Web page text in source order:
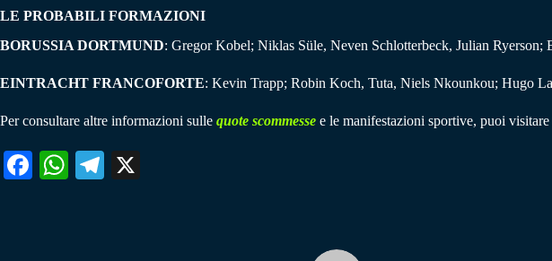
LE PROBABILI FORMAZIONI
BORUSSIA DORTMUND: Gregor Kobel; Niklas Süle, Neven Schlotterbeck, Julian
EINTRACHT FRANCOFORTE: Kevin Trapp; Robin Koch, Tuta, Niels Nkounkou; Hugo
Per consultare altre informazioni sulle quote scommesse e le manifestazioni sportive, puoi visitare
Fa W
Te